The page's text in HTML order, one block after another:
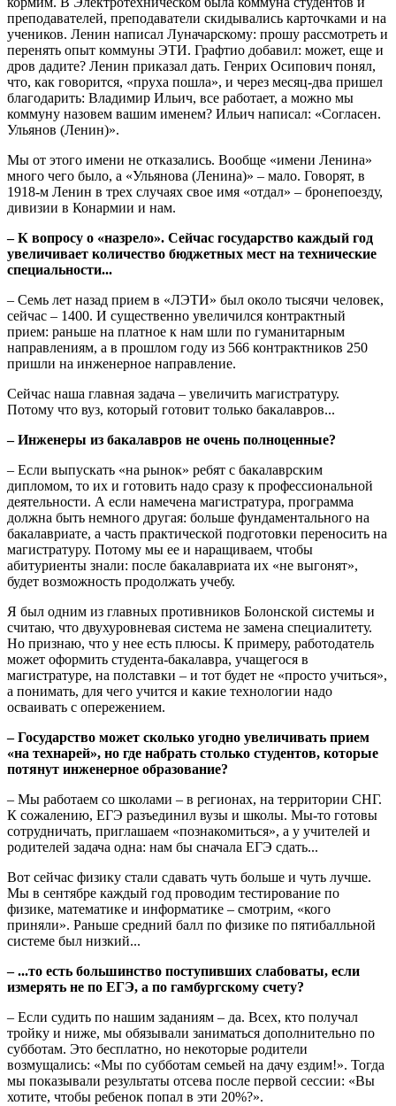
преподавателей, преподаватели скидывались карточками и на
учеников. Ленин написал Луначарскому: прошу рассмотреть и
перенять опыт коммуны ЭТИ. Графтио добавил: может, еще и
дров дадите? Ленин приказал дать. Генрих Осипович понял,
что, как говорится, «пруха пошла», и через месяц-два пришел
благодарить: Владимир Ильич, все работает, а можно мы
коммуну назовем вашим именем? Ильич написал: «Согласен.
Ульянов (Ленин)».
Мы от этого имени не отказались. Вообще «имени Ленина»
много чего было, а «Ульянова (Ленина)» – мало. Говорят, в
1918-м Ленин в трех случаях свое имя «отдал» – бронепоезду,
дивизии в Конармии и нам.
– К вопросу о «назрело». Сейчас государство каждый год
увеличивает количество бюджетных мест на технические
специальности...
– Семь лет назад прием в «ЛЭТИ» был около тысячи человек,
сейчас – 1400. И существенно увеличился контрактный
прием: раньше на платное к нам шли по гуманитарным
направлениям, а в прошлом году из 566 контрактников 250
пришли на инженерное направление.
Сейчас наша главная задача – увеличить магистратуру.
Потому что вуз, который готовит только бакалавров...
– Инженеры из бакалавров не очень полноценные?
– Если выпускать «на рынок» ребят с бакалаврским
дипломом, то их и готовить надо сразу к профессиональной
деятельности. А если намечена магистратура, программа
должна быть немного другая: больше фундаментального на
бакалавриате, а часть практической подготовки переносить на
магистратуру. Потому мы ее и наращиваем, чтобы
абитуриенты знали: после бакалавриата их «не выгонят»,
будет возможность продолжать учебу.
Я был одним из главных противников Болонской системы и
считаю, что двухуровневая система не замена специалитету.
Но признаю, что у нее есть плюсы. К примеру, работодатель
может оформить студента-бакалавра, учащегося в
магистратуре, на полставки – и тот будет не «просто учиться»,
а понимать, для чего учится и какие технологии надо
осваивать с опережением.
– Государство может сколько угодно увеличивать прием
«на технарей», но где набрать столько студентов, которые
потянут инженерное образование?
– Мы работаем со школами – в регионах, на территории СНГ.
К сожалению, ЕГЭ разъединил вузы и школы. Мы-то готовы
сотрудничать, приглашаем «познакомиться», а у учителей и
родителей задача одна: нам бы сначала ЕГЭ сдать...
Вот сейчас физику стали сдавать чуть больше и чуть лучше.
Мы в сентябре каждый год проводим тестирование по
физике, математике и информатике – смотрим, «кого
приняли». Раньше средний балл по физике по пятибалльной
системе был низкий...
– ...то есть большинство поступивших слабоваты, если
измерять не по ЕГЭ, а по гамбургскому счету?
– Если судить по нашим заданиям – да. Всех, кто получал
тройку и ниже, мы обязывали заниматься дополнительно по
субботам. Это бесплатно, но некоторые родители
возмущались: «Мы по субботам семьей на дачу ездим!». Тогда
мы показывали результаты отсева после первой сессии: «Вы
хотите, чтобы ребенок попал в эти 20%?».